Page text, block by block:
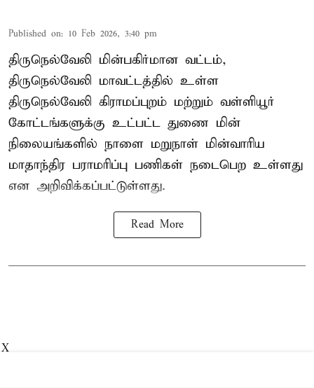
Published on: 10 Feb 2026, 3:40 pm
திருநெல்வேலி மின்பகிர்மான வட்டம்,
திருநெல்வேலி மாவட்டத்தில் உள்ள
திருநெல்வேலி கிராமப்புறம் மற்றும் வள்ளியூர்
கோட்டங்களுக்கு உட்பட்ட துணை மின்
நிலையங்களில் நாளை மறுநாள் மின்வாரிய
மாதாந்திர பராமரிப்பு பணிகள் நடைபெற உள்ளது
என அறிவிக்கப்பட்டுள்ளது.
Read More
X